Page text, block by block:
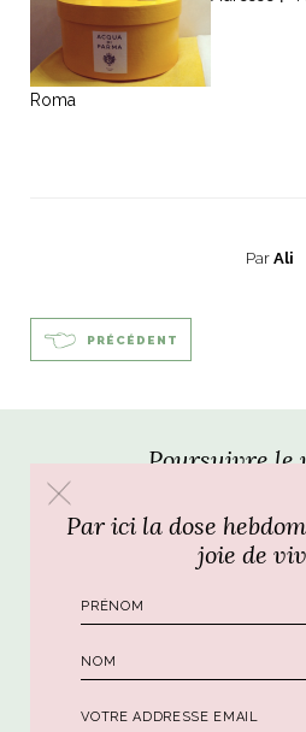
du
ART DE VIVRE ITALIEN
Roma
Par Ali
PRÉCÉDENT
Poursuivre le
Par ici la dose
joie de